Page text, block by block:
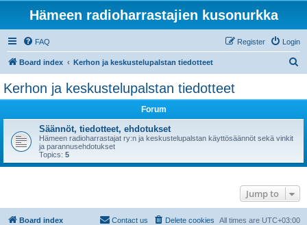
Hämeen radioharrastajien kusonurkka
FAQ Login
Register
Board index Kerhon ja keskustelupalstan tiedotteet
Kerhon ja keskustelupalstan tiedotteet
Forum
Säännöt, tiedotteet, ehdotukset
Hämeen radioharrastajat ry:n ja keskustelupalstan käyttösäännöt sekä vinkit
ja parannusehdotukset
Topics: 5
Jump to
Board index All times are UTC+03:00
Delete cookies
Contact us